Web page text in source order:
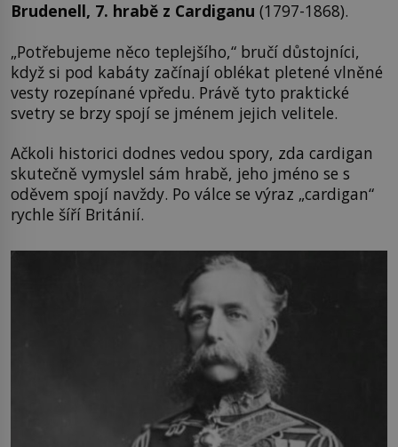
Brudenell, 7. hrabě z Cardiganu (1797-1868).
„Potřebujeme něco teplejšího,“ bručí důstojníci,
když si pod kabáty začínají oblékat pletené vlněné
vesty rozepínané vpředu. Právě tyto praktické
svetry se brzy spojí se jménem jejich velitele.
Ačkoli historici dodnes vedou spory, zda cardigan
skutečně vymyslel sám hrabě, jeho jméno se s
oděvem spojí navždy. Po válce se výraz „cardigan“
rychle šíří Británií.